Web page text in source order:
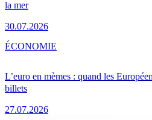
la mer
30.07.2026
L’euro en mèmes : quand les
billets
27.07.2026
ÉCONOMIE